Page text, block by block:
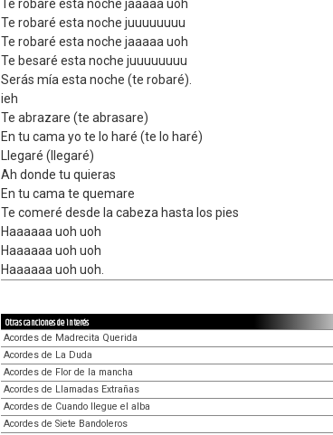
Te robaré esta noche jaaaaa uoh
Te robaré esta noche juuuuuuuu
Te robaré esta noche jaaaaa uoh
Te besaré esta noche juuuuuuuu
Serás mía esta noche (te robaré).
ieh
Te abrazare (te abrasare)
En tu cama yo te lo haré (te lo haré)
Llegaré (llegaré)
Ah donde tu quieras
En tu cama te quemare
Te comeré desde la cabeza hasta los pies
Haaaaaa uoh uoh
Haaaaaa uoh uoh
Haaaaaa uoh uoh.
Otras canciones de interés
Acordes de Madrecita Querida
Acordes de La Duda
Acordes de Flor de la mancha
Acordes de Llamadas Extrañas
Acordes de Cuando llegue el alba
Acordes de Siete Bandoleros